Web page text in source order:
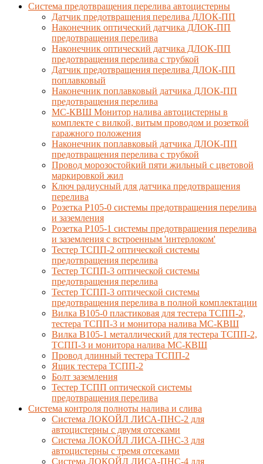
Система предотвращения перелива автоцистерны
Датчик предотвращения перелива ДЛОК-ПП
Наконечник оптический датчика ДЛОК-ПП
предотвращения перелива
Наконечник оптический датчика ДЛОК-ПП
предотвращения перелива с трубкой
Датчик предотвращения перелива ДЛОК-ПП
поплавковый
Наконечник поплавковый датчика ДЛОК-ПП
предотвращения перелива
МС-КВШ Монитор налива автоцистерны в
комплекте с вилкой, витым проводом и розеткой
гаражного положения
Наконечник поплавковый датчика ДЛОК-ПП
предотвращения перелива с трубкой
Провод морозостойкий пяти жильный с цветовой
маркировкой жил
Ключ радиусный для датчика предотвращения
перелива
Розетка Р105-0 системы предотвращения перелива
и заземления
Розетка Р105-1 системы предотвращения перелива
и заземления с встроенным 'интерлоком'
Тестер ТСПП-2 оптической системы
предотвращения перелива
Тестер ТСПП-3 оптической системы
предотвращения перелива
Тестер ТСПП-3 оптической системы
предотвращения перелива в полной комплектации
Вилка В105-0 пластиковая для тестера ТСПП-2,
тестера ТСПП-3 и монитора налива МС-КВШ
Вилка В105-1 металлический для тестера ТСПП-2,
ТСПП-3 и монитора налива МС-КВШ
Провод длинный тестера ТСПП-2
Ящик тестера ТСПП-2
Болт заземления
Тестер ТСПП оптической системы
предотвращения перелива
Cистема контроля полноты налива и слива
Система ЛОКОЙЛ ЛИСА-ПНС-2 для
автоцистерны с двумя отсеками
Система ЛОКОЙЛ ЛИСА-ПНС-3 для
автоцистерны с тремя отсеками
Система ЛОКОЙЛ ЛИСА-ПНС-4 для